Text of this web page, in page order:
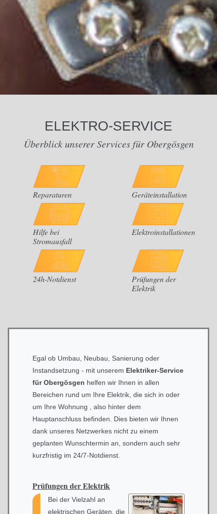
ELEKTRO-SERVICE
Überblick unserer Services für Obergösgen
Reparaturen Geräteinstallation
Hilfe bei
Stromausfall
Elektroinstallationen
24h-Notdienst
Prüfungen der
Elektrik
Egal ob Umbau, Neubau, Sanierung oder
Instandsetzung - mit unserem Elektriker-Service
für Obergösgen helfen wir Ihnen in allen
Bereichen rund um Ihre Elektrik, die sich in oder
um Ihre Wohnung , also hinter dem
Hauptanschluss befinden. Dies bieten wir Ihnen
dank unseres Netzwerkes nicht zu einem
geplanten Wunschtermin an, sondern auch sehr
kurzfristig im 24/7-Notdienst.
Prüfungen der Elektrik
Bei der Vielzahl an
elektrischen Geräten, die